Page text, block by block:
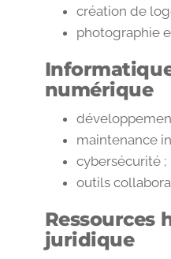
création de
photographie
numérique
maintenance
cybersécurité ;
outils
Ressources
juridique